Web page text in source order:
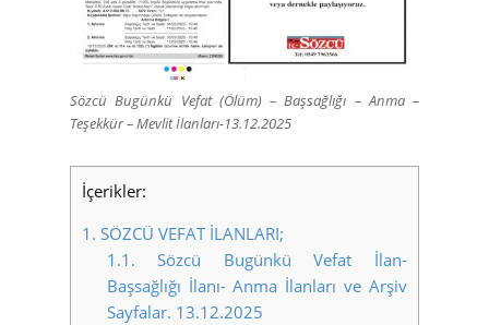
Sözcü Bugünkü Vefat (Ölüm) – Başsağlığı – Anma –
Teşekkür – Mevlit İlanları-13.12.2025
İçerikler:
1. SÖZCÜ VEFAT İLANLARI;
1.1. Sözcü Bugünkü Vefat İlan-
Başsağlığı İlanı- Anma İlanları ve Arşiv
Sayfalar. 13.12.2025